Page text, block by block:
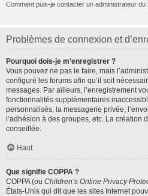
Comment puis-je contacter un administrateur du
Problèmes de connexion et
Pourquoi dois-je m’enregistrer ?
Vous pouvez ne pas le faire, mais
configuré les forums afin qu’il soit
messages. Par ailleurs, l’enregistrement
fonctionnalités supplémentaires
personnalisés, la messagerie privée,
l’adhésion à des groupes, etc. La création
conseillée.
Haut
Que signifie COPPA ?
COPPA (ou Children’s Online Privacy
États-Unis qui dit que les sites Internet